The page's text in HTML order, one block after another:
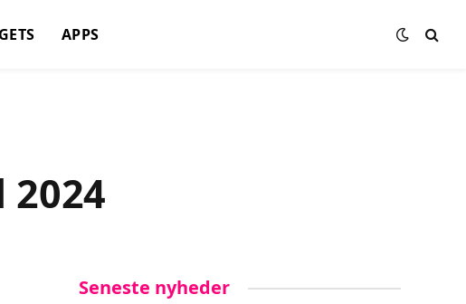
APPS
Seneste nyheder